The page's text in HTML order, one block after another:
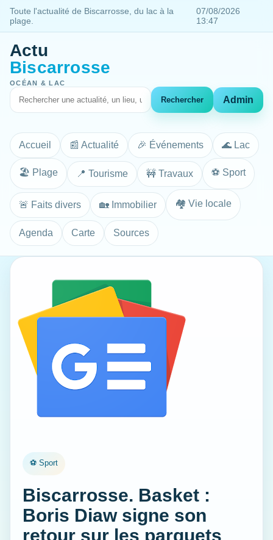
Toute l'actualité de Biscarrosse, du lac à la
plage.
07/08/2026
13:47
Actu
Biscarrosse
OCÉAN & LAC
Rechercher Admin
Accueil 📰 Actualité 🎉 Événements 🌊 Lac
🏖️ Plage 📍 Tourisme 🚧 Travaux ⚽ Sport
🚨 Faits divers 🏡 Immobilier 🏘️ Vie locale
Agenda Carte Sources
⚽ Sport
Biscarrosse. Basket :
Boris Diaw signe son
retour sur les parquets